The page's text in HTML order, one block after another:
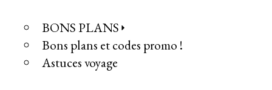
BONS PLANS
Bons plans et codes promo !
Astuces voyage